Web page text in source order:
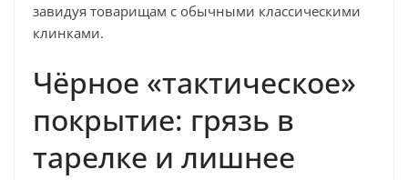
завидуя товарищам с обычными классическими
клинками.
Чёрное «тактическое»
покрытие: грязь в
тарелке и лишнее